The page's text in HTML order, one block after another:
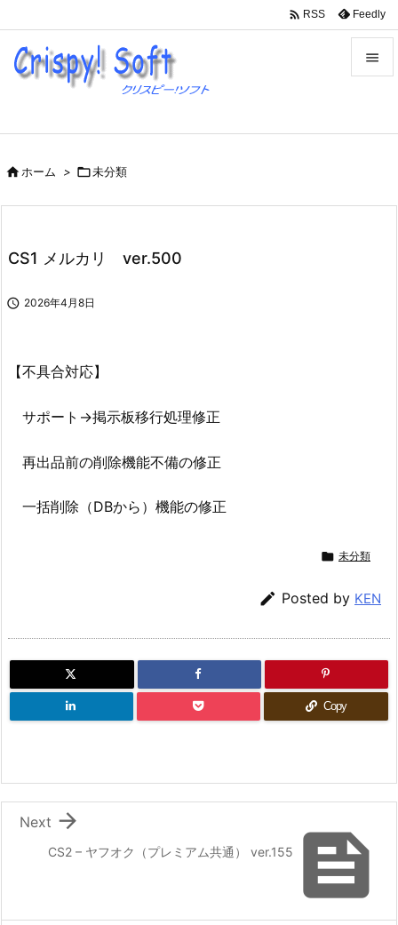


前へ
 RSS Feedly
ホーム > 未分類
CS1 メルカリ ver.500
 2026年4月8日
【不具合対応】
サポート→掲示板移行処理修正
再出品前の削除機能不備の修正
一括削除（DBから）機能の修正
 未分類
 Posted by KEN
Copy

CS2 – ヤフオク（プレミアム共通） ver.155

Next